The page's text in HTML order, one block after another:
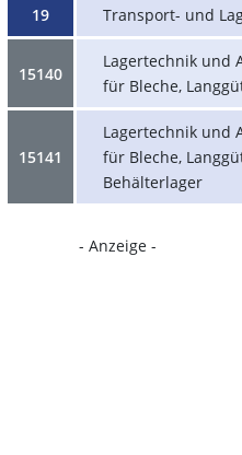
19 Transport- und
15140
Lagertechnik und
für Bleche,
15141
Lagertechnik und
für Bleche,
Behälterlager
- Anzeige -